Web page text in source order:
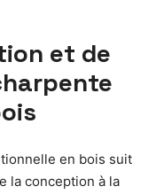
et de
en bois suit
la conception à la